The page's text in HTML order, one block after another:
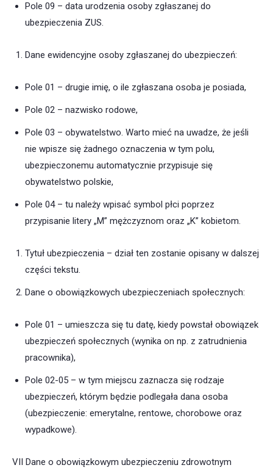
Pole 09 – data urodzenia osoby zgłaszanej do
ubezpieczenia ZUS.
Dane ewidencyjne osoby zgłaszanej do ubezpieczeń:
Pole 01 – drugie imię, o ile zgłaszana osoba je posiada,
Pole 02 – nazwisko rodowe,
Pole 03 – obywatelstwo. Warto mieć na uwadze, że jeśli
nie wpisze się żadnego oznaczenia w tym polu,
ubezpieczonemu automatycznie przypisuje się
obywatelstwo polskie,
Pole 04 – tu należy wpisać symbol płci poprzez
przypisanie litery „M” mężczyznom oraz „K” kobietom.
Tytuł ubezpieczenia – dział ten zostanie opisany w dalszej
części tekstu.
Dane o obowiązkowych ubezpieczeniach społecznych:
Pole 01 – umieszcza się tu datę, kiedy powstał obowiązek
ubezpieczeń społecznych (wynika on np. z zatrudnienia
pracownika),
Pole 02-05 – w tym miejscu zaznacza się rodzaje
ubezpieczeń, którym będzie podlegała dana osoba
(ubezpieczenie: emerytalne, rentowe, chorobowe oraz
wypadkowe).
VII Dane o obowiązkowym ubezpieczeniu zdrowotnym